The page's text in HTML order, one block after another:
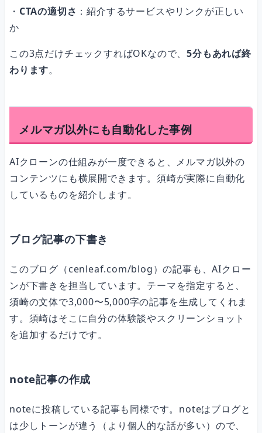
・ CTAの適切さ ：紹介するサービスやリンクが正しい
か
この3点だけチェックすればOKなので、5分もあれば終
わります。
メルマガ以外にも自動化した事例
AIクローンの仕組みが一度できると、メルマガ以外の
コンテンツにも横展開できます。須崎が実際に自動化
しているものを紹介します。
ブログ記事の下書き
このブログ（cenleaf.com/blog）の記事も、AIクロー
ンが下書きを担当しています。テーマを指定すると、
須崎の文体で3,000〜5,000字の記事を生成してくれま
す。須崎はそこに自分の体験談やスクリーンショット
を追加するだけです。
note記事の作成
noteに投稿している記事も同様です。noteはブログと
は少しトーンが違う（より個人的な話が多い）ので、